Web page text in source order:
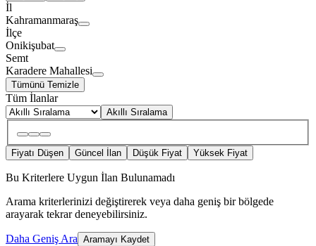
İl
Kahramanmaraş
İlçe
Onikişubat
Semt
Karadere Mahallesi
Tümünü Temizle
Tüm İlanlar
Akıllı Sıralama
Fiyatı Düşen Güncel İlan Düşük Fiyat Yüksek Fiyat
Bu Kriterlere Uygun İlan Bulunamadı
Arama kriterlerinizi değiştirerek veya daha geniş bir bölgede
arayarak tekrar deneyebilirsiniz.
Daha Geniş Ara Aramayı Kaydet